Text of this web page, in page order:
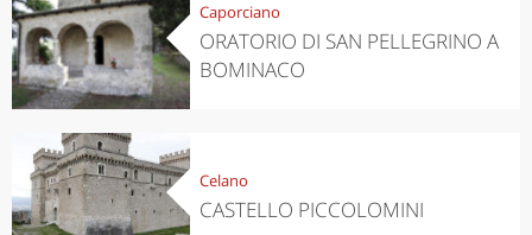
Caporciano
ORATORIO DI SAN PELLEGRINO A
BOMINACO
Celano
CASTELLO PICCOLOMINI